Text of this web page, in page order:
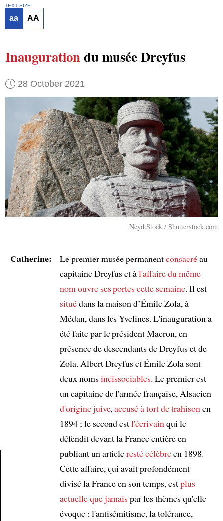
TEXT SIZE
aa AA
Inaugurationdu musée Dreyfus
28 October 2021
NeydtStock / Shutterstock.com
Catherine: Le premier musée permanentconsacréau
capitaine Dreyfus et àl'affairedu même
nom ouvre ses portescette semaine. Il est
situédans la maison d’Émile Zola, à
Médan, dans les Yvelines. L'inauguration a
été faite par le président Macron, en
présence de descendants de Dreyfus et de
Zola. Albert Dreyfus et Émile Zola sont
deux nomsindissociables. Le premier est
un capitaine de l'armée française, Alsacien
d'origine juive, accusé à tort de trahison en
1894 ; le second estl'écrivain qui le
défendit devant la France entière en
publiant un articleresté célèbreen 1898.
Cette affaire, qui avait profondément
divisé la France en son temps, estplus
actuelle que jamaispar les thèmes qu'elle
évoque : l'antisémitisme, la tolérance,